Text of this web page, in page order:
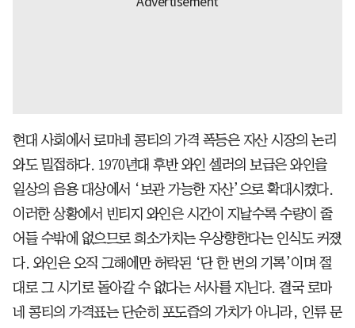
현대 사회에서 로마네 콩티의 가격 폭등은 자산 시장의 논리
와도 밀접하다. 1970년대 후반 와인 셀러의 보급은 와인을
일상의 음용 대상에서 ‘보관 가능한 자산’으로 확대시켰다.
이러한 상황에서 빈티지 와인은 시간이 지날수록 수량이 줄
어들 수밖에 없으므로 희소가치는 우상향한다는 인식도 커졌
다. 와인은 오직 그해에만 허락된 ‘단 한 번의 기록’이며 절
대로 그 시기로 돌아갈 수 없다는 서사를 지닌다. 결국 로마
네 콩티의 가격표는 단순히 포도즙의 가치가 아니라, 인류 문